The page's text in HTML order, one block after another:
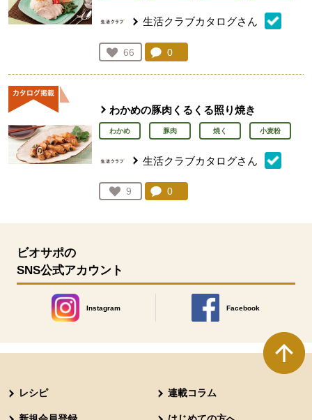
生活クラブカタログさん
お気に入り登録：
66
人が登録
コメント：
0
わかめの豚肉くるくる照り焼き
わかめ 豚肉 焼く 小麦粉
生活クラブカタログさん
お気に入り登録：
9
人が登録
コメント：
0
ビオサポの
SNS公式アカウント
Instagram
別のウィンドウで開きます。
Facebook
別のウィンドウで開きます
レシピ 連載コラム